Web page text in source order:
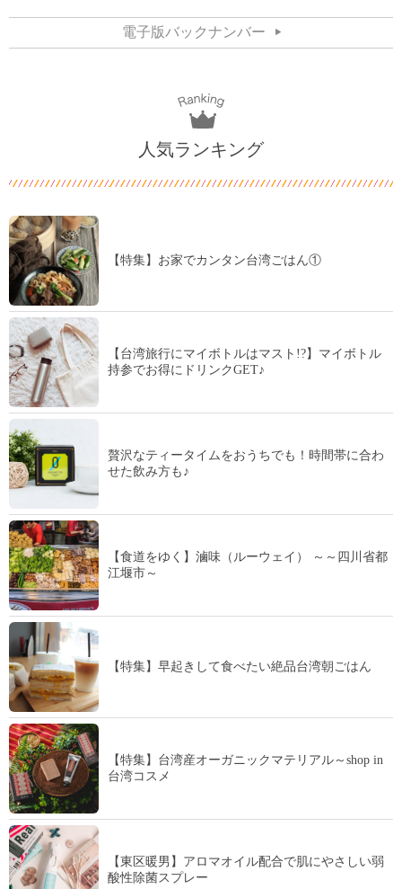
電子版バックナンバー
人気ランキング
【特集】お家でカンタン台湾ごはん①
【台湾旅行にマイボトルはマスト!?】マイボトル
持参でお得にドリンクGET♪
贅沢なティータイムをおうちでも！時間帯に合わ
せた飲み方も♪
【食道をゆく】滷味（ルーウェイ） ～～四川省都
江堰市～
【特集】早起きして食べたい絶品台湾朝ごはん
【特集】台湾産オーガニックマテリアル～shop in
台湾コスメ
【東区暖男】アロマオイル配合で肌にやさしい弱
酸性除菌スプレー